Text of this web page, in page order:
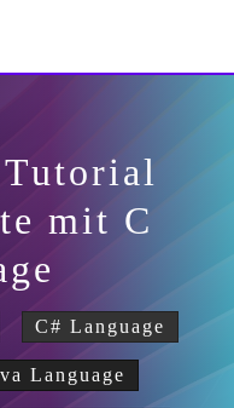
mit C
C# Language
Language